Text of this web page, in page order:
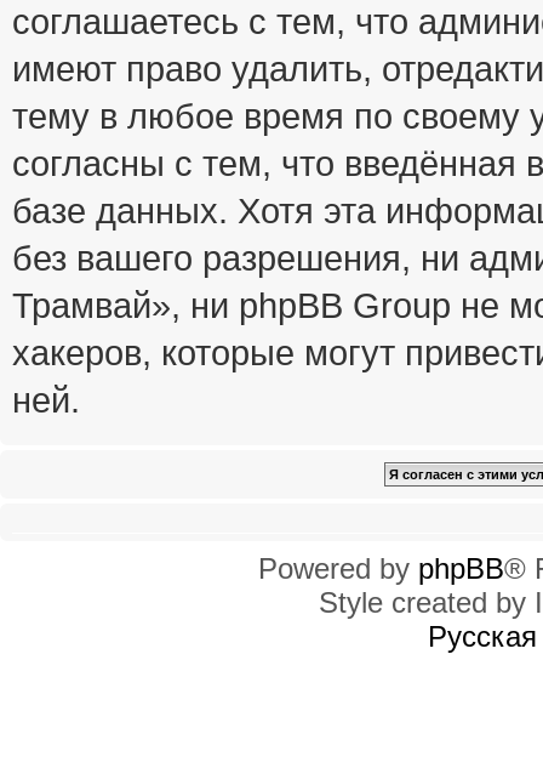
соглашаетесь с тем, что
имеют право удалить,
тему в любое время по своему
согласны с тем, что
базе данных. Хотя эта
без вашего разрешения, ни
Трамвай», ни phpBB Group не
хакеров, которые могут
ней.
Powered by phpBB®
Style created by